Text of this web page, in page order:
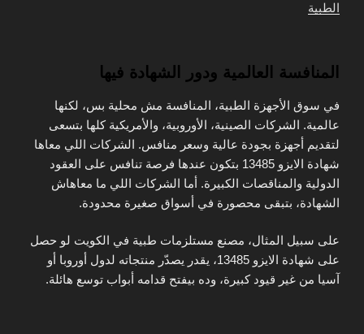
الطبية
المنافسة العالمية ودور الشهادة فيها
في سوق الأجهزة الطبية، المنافسة مش محلية بس، لكنها
عالمية. الشركات الصينية، الأوروبية، والأمريكية كلها بتسعى
لتقديم أجهزة بجودة عالية وسعر منافس. الشركات اللي معاها
شهادة الايزو 13485 بتكون عندها فرصة تنافس على العقود
الدولية والمناقصات الكبيرة. أما الشركات اللي ما معاهاش
الشهادة، بتبقى محصورة في أسواق صغيرة محدودة.
على سبيل المثال، مصنع مستلزمات طبية في الكويت لو حصل
على شهادة الايزو 13485، يقدر يصدّر منتجاته لدول أوروبا أو
آسيا من غير قيود كبيرة، وده بيفتح قدامه أبواب توسع هائلة.